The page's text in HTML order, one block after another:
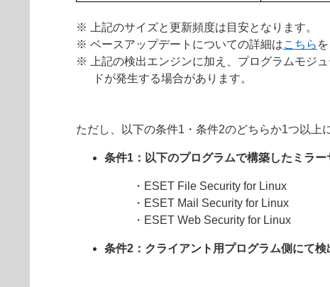
※ 上記のサイズと更新頻度は目安となります。
※ ベースアップデートについての詳細はこちら
※ 上記の検出エンジンに加え、プログラムモジ
ドが発生する場合があります。
ただし、以下の条件1・条件2のどちらか1つ以上
条件1：以下のプログラムで構築したミラ
・ESET File Security for Linux
・ESET Mail Security for Linux
・ESET Web Security for Linux
条件2：クライアント用プログラム側にて